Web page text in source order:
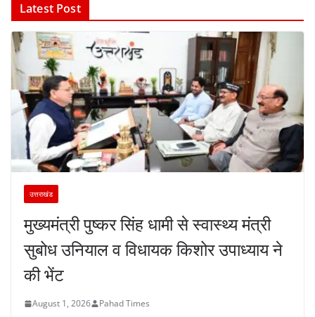
Latest Post
उत्तराखंड
मुख्यमंत्री पुष्कर सिंह धामी से स्वास्थ्य मंत्री
सुबोध उनियाल व विधायक किशोर उपाध्याय ने
की भेंट
August 1, 2026 Pahad Times